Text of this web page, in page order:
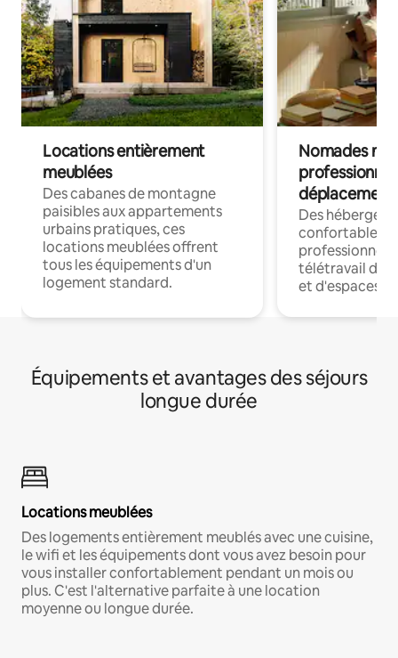
Locations entièrement
meublées
Des cabanes de montagne
paisibles aux appartements
urbains pratiques, ces
locations meublées offrent
tous les équipements d'un
logement standard.
Nomades
déplacement
Des
confortables
professionnels
télétravail
et d'espaces
Équipements et avantages des séjours
longue durée
Locations meublées
Des logements entièrement meublés avec une cuisine,
le wifi et les équipements dont vous avez besoin pour
vous installer confortablement pendant un mois ou
plus. C'est l'alternative parfaite à une location
moyenne ou longue durée.